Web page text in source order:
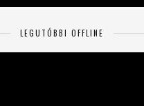
LEGUTÓBBI OFFLINE